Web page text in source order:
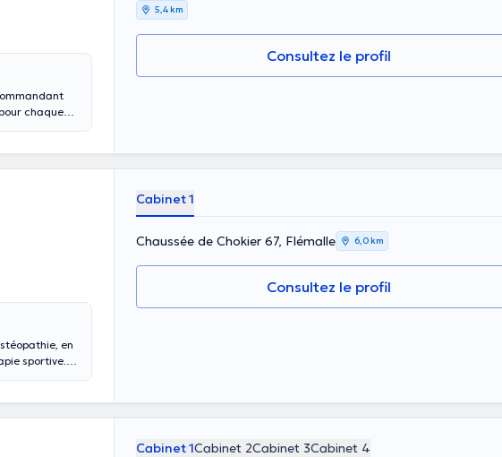
chaque
5,4 km
Consultez le profil
en
sportive.
Cabinet 1
Chaussée de Chokier 67, Flémalle 6,0 km
Consultez le profil
Cabinet 1Cabinet 2Cabinet 3Cabinet 4